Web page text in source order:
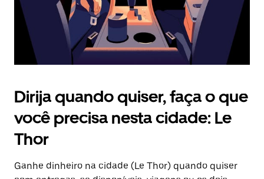
Dirija quando quiser, faça o que
você precisa nesta cidade: Le
Thor
Ganhe dinheiro na cidade (Le Thor) quando quiser